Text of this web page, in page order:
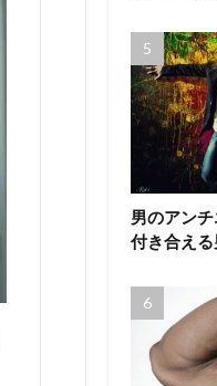
男のアン
付き合え